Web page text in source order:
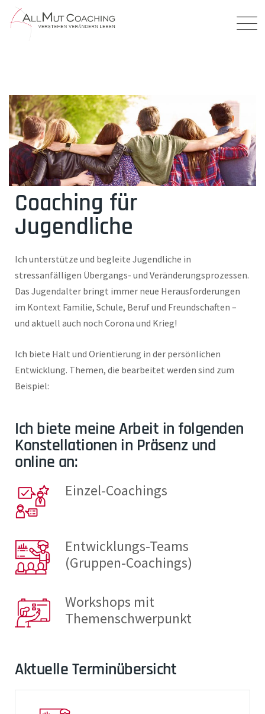
Coaching für
Jugendliche
Ich unterstütze und begleite Jugendliche in
stressanfälligen Übergangs- und Veränderungsprozessen.
Das Jugendalter bringt immer neue Herausforderungen
im Kontext Familie, Schule, Beruf und Freundschaften –
und aktuell auch noch Corona und Krieg!
Ich biete Halt und Orientierung in der persönlichen
Entwicklung. Themen, die bearbeitet werden sind zum
Beispiel:
Ich biete meine Arbeit in folgenden
Konstellationen in Präsenz und
online an:
Einzel-Coachings
Entwicklungs-Teams
(Gruppen-Coachings)
Workshops mit
Themenschwerpunkt
Aktuelle Terminübersicht